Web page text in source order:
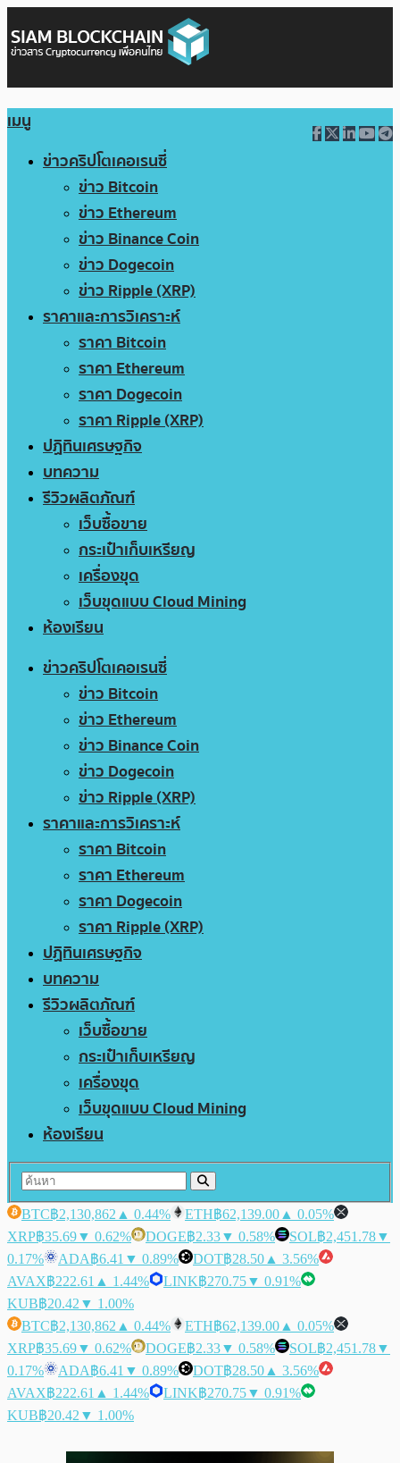
เมนู
ข่าวคริปโตเคอเรนซี่
ข่าว Bitcoin
ข่าว Ethereum
ข่าว Binance Coin
ข่าว Dogecoin
ข่าว Ripple (XRP)
ราคาและการวิเคราะห์
ราคา Bitcoin
ราคา Ethereum
ราคา Dogecoin
ราคา Ripple (XRP)
ปฏิทินเศรษฐกิจ
บทความ
รีวิวผลิตภัณฑ์
เว็บซื้อขาย
กระเป๋าเก็บเหรียญ
เครื่องขุด
เว็บขุดแบบ Cloud Mining
ห้องเรียน
ข่าวคริปโตเคอเรนซี่
ข่าว Bitcoin
ข่าว Ethereum
ข่าว Binance Coin
ข่าว Dogecoin
ข่าว Ripple (XRP)
ราคาและการวิเคราะห์
ราคา Bitcoin
ราคา Ethereum
ราคา Dogecoin
ราคา Ripple (XRP)
ปฏิทินเศรษฐกิจ
บทความ
รีวิวผลิตภัณฑ์
เว็บซื้อขาย
กระเป๋าเก็บเหรียญ
เครื่องขุด
เว็บขุดแบบ Cloud Mining
ห้องเรียน
BTC฿2,130,862 ▲ 0.44% ETH฿62,139.00 ▲ 0.05%
XRP฿35.69▼ 0.62% DOGE฿2.33▼ 0.58% SOL฿2,451.78▼
0.17%
ADA฿6.41 ▼ 0.89% DOT฿28.50 ▲ 3.56%
AVAX฿222.61 ▲ 1.44% LINK฿270.75▼ 0.91%
KUB฿20.42 ▼ 1.00%
BTC฿2,130,862 ▲ 0.44% ETH฿62,139.00 ▲ 0.05%
XRP฿35.69▼ 0.62% DOGE฿2.33▼ 0.58% SOL฿2,451.78▼
0.17%
ADA฿6.41 ▼ 0.89% DOT฿28.50 ▲ 3.56%
AVAX฿222.61 ▲ 1.44% LINK฿270.75▼ 0.91%
KUB฿20.42 ▼ 1.00%